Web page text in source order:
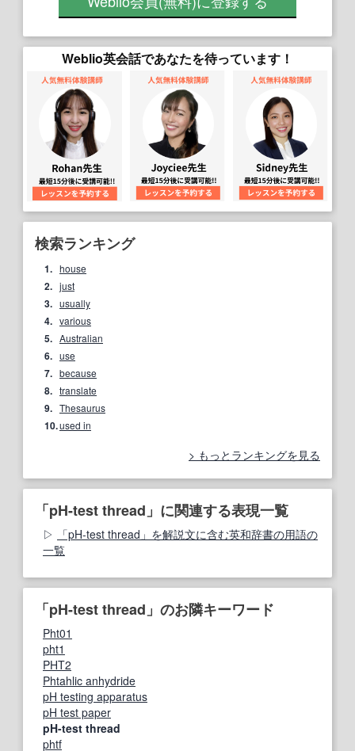
Weblio英会話であなたを待っています！
検索ランキング
1. house
2. just
3. usually
4. various
5. Australian
6. use
7. because
8. translate
9. Thesaurus
10.used in
もっとランキングを見る
「pH-test thread」に関連する表現一覧
「pH-test thread」を解説文に含む英和辞書の用語の
一覧
「pH-test thread」のお隣キーワード
Pht01
pht1
PHT2
Phtahlic anhydride
pH testing apparatus
pH test paper
pH-test thread
phtf